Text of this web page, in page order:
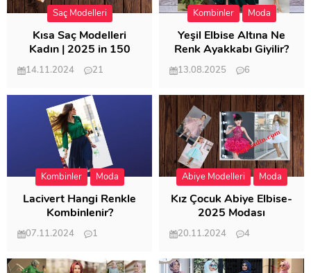
Saç Modelleri
Kısa Saç Modelleri
Kadın | 2025 in 150
Modeli
14.11.2024
21
Kombinler Moda
Yeşil Elbise Altına Ne
Renk Ayakkabı Giyilir?
13.08.2025
6
Kombinler Moda
Lacivert Hangi Renkle
Kombinlenir?
07.11.2024
1
Abiye Modelleri Moda
Kız Çocuk Abiye Elbise-
2025 Modası
20.11.2024
4